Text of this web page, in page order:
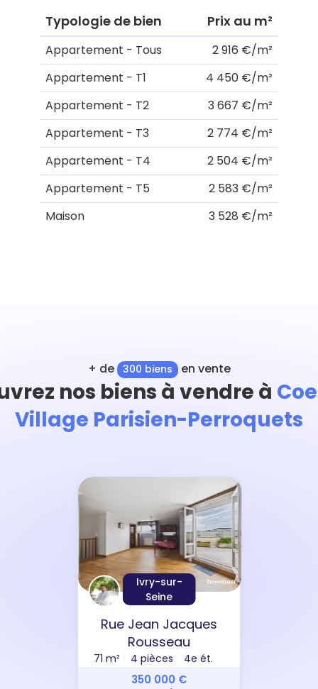
Typologie de bien Prix au m²
Appartement - Tous
2 916 €/m²
Appartement - T1
4 450 €/m²
Appartement - T2
3 667 €/m²
Appartement - T3
2 774 €/m²
Appartement - T4
2 504 €/m²
Appartement - T5
2 583 €/m²
Maison
3 528 €/m²
+ de 300 biens en vente
nos biens à vendre à
Village Parisien-Perroquets
Ivry-sur-
Seine
Rue Jean Jacques
Rousseau
71 m² 4 pièces 4e ét.
350 000 €